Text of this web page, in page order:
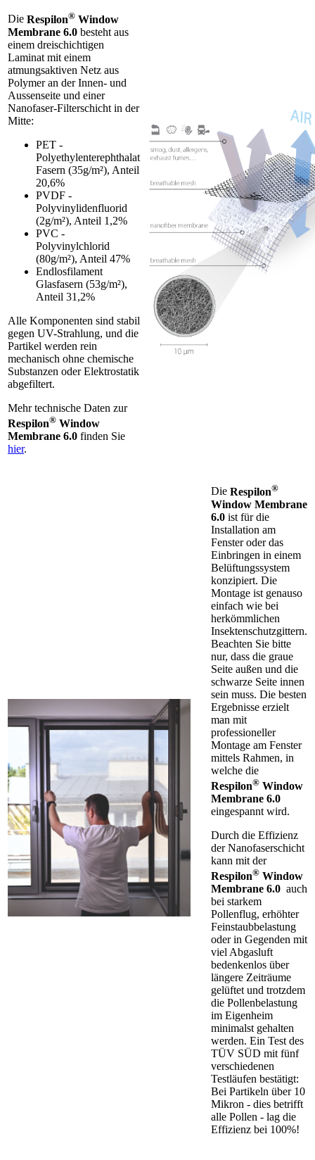
Die Respilon® Window
Membrane 6.0 besteht aus
einem dreischichtigen
Laminat mit einem
atmungsaktiven Netz aus
Polymer an der Innen- und
Aussenseite und einer
Nanofaser-Filterschicht in der
Mitte:
PET -
Polyethylenterephthalat
Fasern (35g/m²), Anteil
20,6%
PVDF -
Polyvinylidenfluorid
(2g/m²), Anteil 1,2%
PVC -
Polyvinylchlorid
(80g/m²), Anteil 47%
Endlosfilament
Glasfasern (53g/m²),
Anteil 31,2%
Alle Komponenten sind stabil
gegen UV-Strahlung, und die
Partikel werden rein
mechanisch ohne chemische
Substanzen oder Elektrostatik
abgefiltert.
Mehr technische Daten zur
Respilon® Window
Membrane 6.0 finden Sie
hier.
Die Respilon®
Window Membrane
6.0 ist für die
Installation am
Fenster oder das
Einbringen in einem
Belüftungssystem
konzipiert. Die
Montage ist genauso
einfach wie bei
herkömmlichen
Insektenschutzgittern.
Beachten Sie bitte
nur, dass die graue
Seite außen und die
schwarze Seite innen
sein muss. Die besten
Ergebnisse erzielt
man mit
professioneller
Montage am Fenster
mittels Rahmen, in
welche die
Respilon® Window
Membrane 6.0
eingespannt wird.
Durch die Effizienz
der Nanofaserschicht
kann mit der
Respilon® Window
Membrane 6.0 auch
bei starkem
Pollenflug, erhöhter
Feinstaubbelastung
oder in Gegenden mit
viel Abgasluft
bedenkenlos über
längere Zeiträume
gelüftet und trotzdem
die Pollenbelastung
im Eigenheim
minimalst gehalten
werden. Ein Test des
TÜV SÜD mit fünf
verschiedenen
Testläufen bestätigt:
Bei Partikeln über 10
Mikron - dies betrifft
alle Pollen - lag die
Effizienz bei 100%!